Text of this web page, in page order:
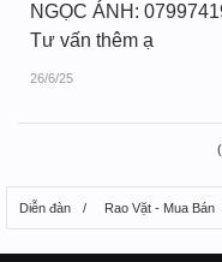
NGỌC ÁNH:
Tư vấn thêm ạ
26/6/25
Diễn đàn Rao Vặt - Mua Bán